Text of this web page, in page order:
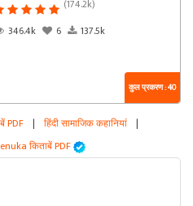
(174.2k)
346.4k
6 137.5k
कुल प्रकरण : 40
PDF | हिंदी सामाजिक कहानियां |
किताबें PDF